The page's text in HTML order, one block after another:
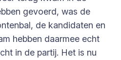
gevoerd, was de
de kandidaten en
hebben daarmee echt
in de partij. Het is nu